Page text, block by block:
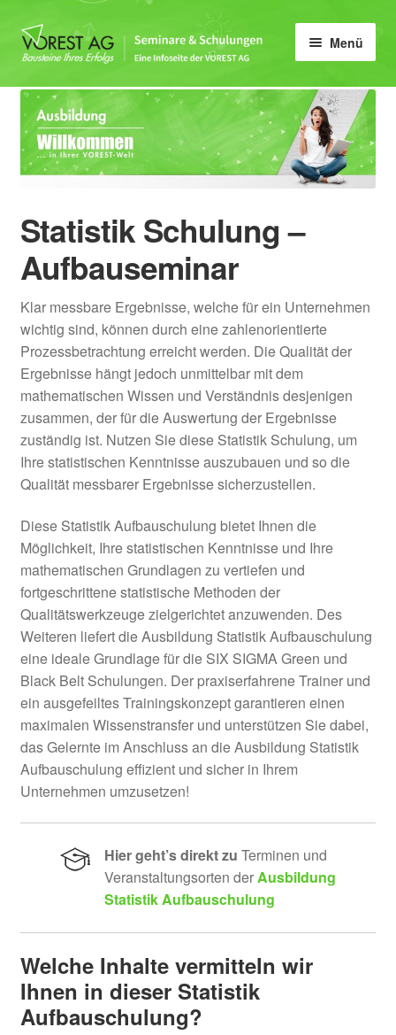
Zur
Navigation
Zum
Inhalt
Menü
Home
Qualität
öffnen
Umwelt & Energie
Arbeitsschutzmanagement
QS
Qualitätssicherung QS
Basiswissen FMEA
FMEA Moderator
FMEA Vorselektion
Statistik Aufbauschulung
MSA und PPE
Prüfmittelmanagement /
Prüfmittelbeauftragter
Statistische Prozesslenkung
SPC
Lieferantenauditor
Problemanalyse
APQP und Qualitätsplanung
PPAP und PPF
Risikomanagement ISO 31000
Statistik Schulung –
Aufbauseminar
Klar messbare Ergebnisse, welche für ein Unternehmen
wichtig sind, können durch eine zahlenorientierte
Prozessbetrachtung erreicht werden. Die Qualität der
Ergebnisse hängt jedoch unmittelbar mit dem
mathematischen Wissen und Verständnis desjenigen
zusammen, der für die Auswertung der Ergebnisse
zuständig ist. Nutzen Sie diese Statistik Schulung, um
Ihre statistischen Kenntnisse auszubauen und so die
Qualität messbarer Ergebnisse sicherzustellen.
Diese Statistik Aufbauschulung bietet Ihnen die
Möglichkeit, Ihre statistischen Kenntnisse und Ihre
mathematischen Grundlagen zu vertiefen und
fortgeschrittene statistische Methoden der
Qualitätswerkzeuge zielgerichtet anzuwenden. Des
Weiteren liefert die Ausbildung Statistik Aufbauschulung
eine ideale Grundlage für die SIX SIGMA Green und
Black Belt Schulungen. Der praxiserfahrene Trainer und
ein ausgefeiltes Trainingskonzept garantieren einen
maximalen Wissenstransfer und unterstützen Sie dabei,
das Gelernte im Anschluss an die Ausbildung Statistik
Aufbauschulung effizient und sicher in Ihrem
Unternehmen umzusetzen!
Hier geht’s direkt zu Terminen und
Veranstaltungsorten der Ausbildung
Statistik Aufbauschulung
Welche Inhalte vermitteln wir
Ihnen in dieser Statistik
Aufbauschulung?